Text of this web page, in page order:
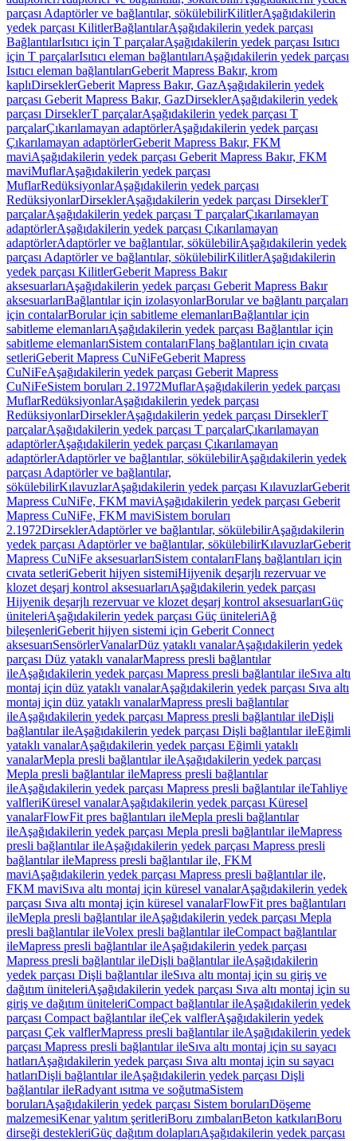
parçası Adaptörler ve bağlantılar, sökülebilirKilitlerAşağıdakilerin
yedek parçası KilitlerBağlantılarAşağıdakilerin yedek parçası
BağlantılarIsıtıcı için T parçalarAşağıdakilerin yedek parçası Isıtıcı
için T parçalarIsıtıcı eleman bağlantılarıAşağıdakilerin yedek parçası
Isıtıcı eleman bağlantılarıGeberit Mapress Bakır, krom
kaplıDirseklerGeberit Mapress Bakır, GazAşağıdakilerin yedek
parçası Geberit Mapress Bakır, GazDirseklerAşağıdakilerin yedek
parçası DirseklerT parçalarAşağıdakilerin yedek parçası T
parçalarÇıkarılamayan adaptörlerAşağıdakilerin yedek parçası
Çıkarılamayan adaptörlerGeberit Mapress Bakır, FKM
maviAşağıdakilerin yedek parçası Geberit Mapress Bakır, FKM
maviMuflarAşağıdakilerin yedek parçası
MuflarRedüksiyonlarAşağıdakilerin yedek parçası
RedüksiyonlarDirseklerAşağıdakilerin yedek parçası DirseklerT
parçalarAşağıdakilerin yedek parçası T parçalarÇıkarılamayan
adaptörlerAşağıdakilerin yedek parçası Çıkarılamayan
adaptörlerAdaptörler ve bağlantılar, sökülebilirAşağıdakilerin yedek
parçası Adaptörler ve bağlantılar, sökülebilirKilitlerAşağıdakilerin
yedek parçası KilitlerGeberit Mapress Bakır
aksesuarlarıAşağıdakilerin yedek parçası Geberit Mapress Bakır
aksesuarlarıBağlantılar için izolasyonlarBorular ve bağlantı parçaları
için contalarBorular için sabitleme elemanlarıBağlantılar için
sabitleme elemanlarıAşağıdakilerin yedek parçası Bağlantılar için
sabitleme elemanlarıSistem contalarıFlanş bağlantıları için cıvata
setleriGeberit Mapress CuNiFeGeberit Mapress
CuNiFeAşağıdakilerin yedek parçası Geberit Mapress
CuNiFeSistem boruları 2.1972MuflarAşağıdakilerin yedek parçası
MuflarRedüksiyonlarAşağıdakilerin yedek parçası
RedüksiyonlarDirseklerAşağıdakilerin yedek parçası DirseklerT
parçalarAşağıdakilerin yedek parçası T parçalarÇıkarılamayan
adaptörlerAşağıdakilerin yedek parçası Çıkarılamayan
adaptörlerAdaptörler ve bağlantılar, sökülebilirAşağıdakilerin yedek
parçası Adaptörler ve bağlantılar,
sökülebilirKılavuzlarAşağıdakilerin yedek parçası KılavuzlarGeberit
Mapress CuNiFe, FKM maviAşağıdakilerin yedek parçası Geberit
Mapress CuNiFe, FKM maviSistem boruları
2.1972DirseklerAdaptörler ve bağlantılar, sökülebilirAşağıdakilerin
yedek parçası Adaptörler ve bağlantılar, sökülebilirKılavuzlarGeberit
Mapress CuNiFe aksesuarlarıSistem contalarıFlanş bağlantıları için
cıvata setleriGeberit hijyen sistemiHijyenik deşarjlı rezervuar ve
klozet deşarj kontrol aksesuarlarıAşağıdakilerin yedek parçası
Hijyenik deşarjlı rezervuar ve klozet deşarj kontrol aksesuarlarıGüç
üniteleriAşağıdakilerin yedek parçası Güç üniteleriAğ
bileşenleriGeberit hijyen sistemi için Geberit Connect
aksesuarıSensörlerVanalarDüz yataklı vanalarAşağıdakilerin yedek
parçası Düz yataklı vanalarMapress presli bağlantılar
ileAşağıdakilerin yedek parçası Mapress presli bağlantılar ileSıva altı
montaj için düz yataklı vanalarAşağıdakilerin yedek parçası Sıva altı
montaj için düz yataklı vanalarMapress presli bağlantılar
ileAşağıdakilerin yedek parçası Mapress presli bağlantılar ileDişli
bağlantılar ileAşağıdakilerin yedek parçası Dişli bağlantılar ileEğimli
yataklı vanalarAşağıdakilerin yedek parçası Eğimli yataklı
vanalarMepla presli bağlantılar ileAşağıdakilerin yedek parçası
Mepla presli bağlantılar ileMapress presli bağlantılar
ileAşağıdakilerin yedek parçası Mapress presli bağlantılar ileTahliye
valfleriKüresel vanalarAşağıdakilerin yedek parçası Küresel
vanalarFlowFit pres bağlantıları ileMepla presli bağlantılar
ileAşağıdakilerin yedek parçası Mepla presli bağlantılar ileMapress
presli bağlantılar ileAşağıdakilerin yedek parçası Mapress presli
bağlantılar ileMapress presli bağlantılar ile, FKM
maviAşağıdakilerin yedek parçası Mapress presli bağlantılar ile,
FKM maviSıva altı montaj için küresel vanalarAşağıdakilerin yedek
parçası Sıva altı montaj için küresel vanalarFlowFit pres bağlantıları
ileMepla presli bağlantılar ileAşağıdakilerin yedek parçası Mepla
presli bağlantılar ileVolex presli bağlantılar ileCompact bağlantılar
ileMapress presli bağlantılar ileAşağıdakilerin yedek parçası
Mapress presli bağlantılar ileDişli bağlantılar ileAşağıdakilerin
yedek parçası Dişli bağlantılar ileSıva altı montaj için su giriş ve
dağıtım üniteleriAşağıdakilerin yedek parçası Sıva altı montaj için su
giriş ve dağıtım üniteleriCompact bağlantılar ileAşağıdakilerin yedek
parçası Compact bağlantılar ileÇek valflerAşağıdakilerin yedek
parçası Çek valflerMapress presli bağlantılar ileAşağıdakilerin yedek
parçası Mapress presli bağlantılar ileSıva altı montaj için su sayacı
hatlarıAşağıdakilerin yedek parçası Sıva altı montaj için su sayacı
hatlarıDişli bağlantılar ileAşağıdakilerin yedek parçası Dişli
bağlantılar ileRadyant ısıtma ve soğutmaSistem
borularıAşağıdakilerin yedek parçası Sistem borularıDöşeme
malzemesiKenar yalıtım şeritleriBoru zımbalarıBeton katkılarıBoru
dirseği destekleriGüç dağıtım dolaplarıAşağıdakilerin yedek parçası